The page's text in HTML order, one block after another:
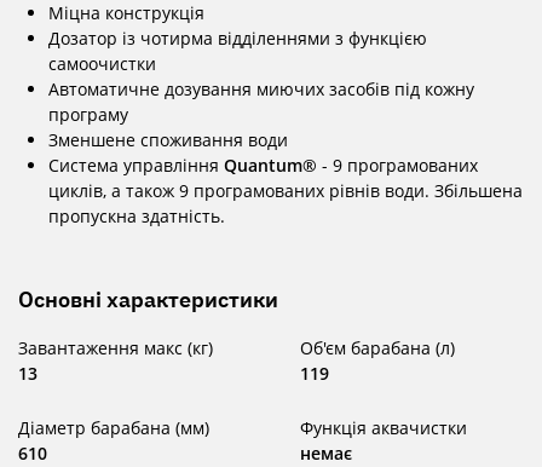
Міцна конструкція
Дозатор із чотирма відділеннями з функцією
самоочистки
Автоматичне дозування миючих засобів під кожну
програму
Зменшене споживання води
Система управління Quantum® - 9 програмованих
циклів, а також 9 програмованих рівнів води. Збільшена
пропускна здатність.
Основні характеристики
Завантаження макс (кг)
13
Об'єм барабана (л)
119
Діаметр барабана (мм)
610
Функція аквачистки
немає